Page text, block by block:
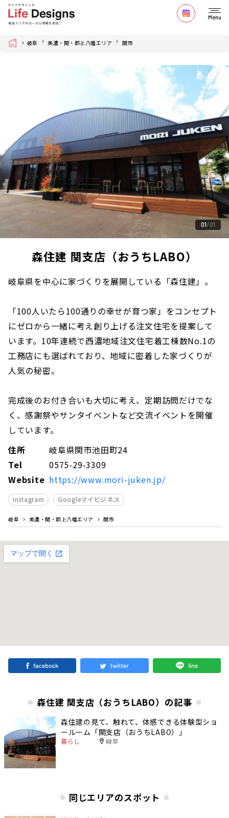
Menu
Home 岐阜 美濃・関・郡上八幡エリア 関市
01 01
森住建 関支店（おうちLABO）
岐阜県を中心に家づくりを展開している「森住建」。
「100人いたら100通りの幸せが育つ家」をコンセプト
にゼロから一緒に考え創り上げる注文住宅を提案して
います。10年連続で西濃地域注文住宅着工棟数No.1の
工務店にも選ばれており、地域に密着した家づくりが
人気の秘密。
完成後のお付き合いも大切に考え、定期訪問だけでな
く、感謝祭やサンタイベントなど交流イベントを開催
しています。
住所
岐阜県関市池田町24
Tel
0575-29-3309
Website https://www.mori-juken.jp/
Instagram Googleマイビジネス
岐阜 美濃・関・郡上八幡エリア 関市
森住建 関支店（おうちLABO）の記事
森住建の見て、触れて、体感できる体験型ショ
ールーム「関支店（おうちLABO）」
暮らし 岐阜
同じエリアのスポット